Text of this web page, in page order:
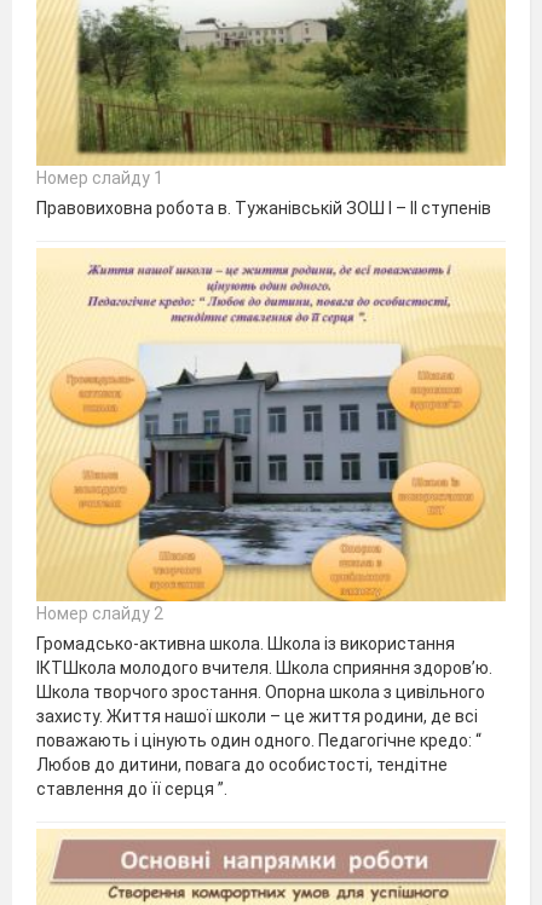
Номер слайду 1
Правовиховна робота в. Тужанівській ЗОШ І – ІІ ступенів
Номер слайду 2
Громадсько-активна школа. Школа із використання
ІКТШкола молодого вчителя. Школа сприяння здоров’ю.
Школа творчого зростання. Опорна школа з цивільного
захисту. Життя нашої школи – це життя родини, де всі
поважають і цінують один одного. Педагогічне кредо: “
Любов до дитини, повага до особистості, тендітне
ставлення до її серця ”.